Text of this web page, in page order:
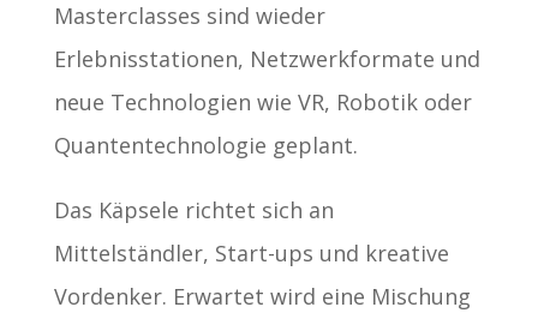
Masterclasses sind wieder
Erlebnisstationen, Netzwerkformate und
neue Technologien wie VR, Robotik oder
Quantentechnologie geplant.
Das Käpsele richtet sich an
Mittelständler, Start-ups und kreative
Vordenker. Erwartet wird eine Mischung